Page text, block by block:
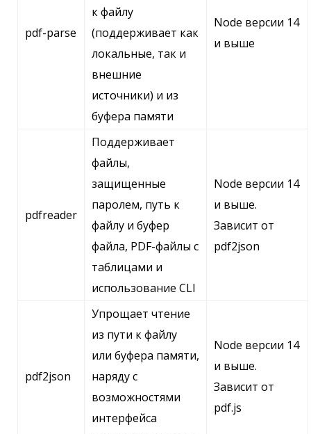
pdf-parse
к файлу
(поддерживает как
локальные, так и
внешние
источники) и из
буфера памяти
Node версии 14
и выше
pdfreader
Поддерживает
файлы,
защищенные
паролем, путь к
файлу и буфер
файла, PDF-файлы с
таблицами и
использование CLI
Node версии 14
и выше.
Зависит от
pdf2json
pdf2json
Упрощает чтение
из пути к файлу
или буфера памяти,
наряду с
возможностями
интерфейса
Node версии 14
и выше.
Зависит от
pdf.js